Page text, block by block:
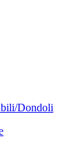
Dondoli